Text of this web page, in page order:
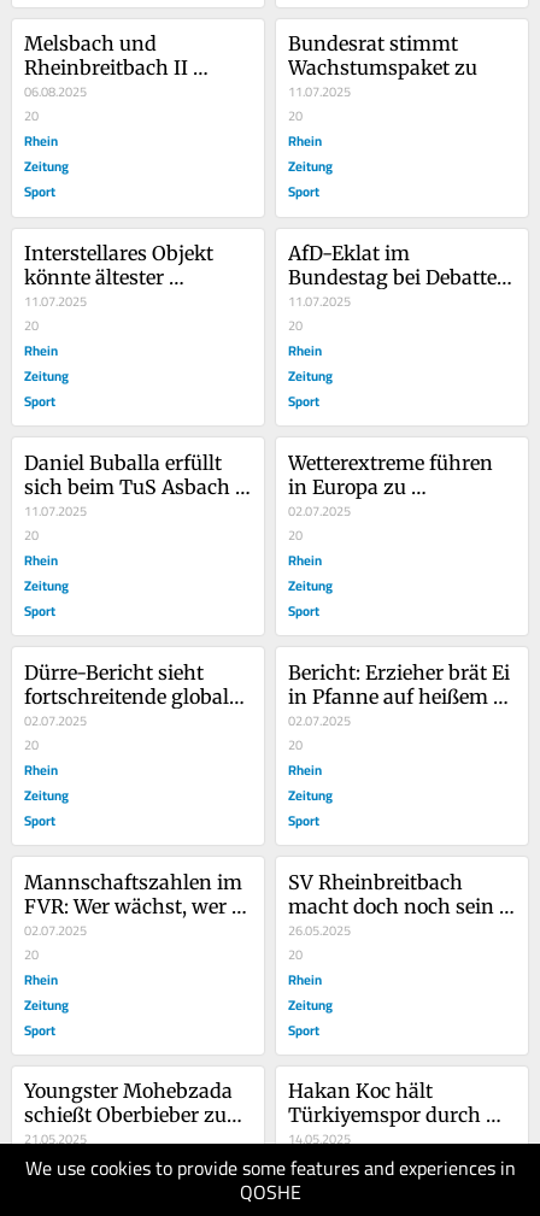
We use cookies to provide some features and experiences in
QOSHE
Melsbach und
Rheinbreitbach II
eröffnen die Saison
06.08.2025
20
Rhein
Zeitung
Sport
Bundesrat stimmt
Wachstumspaket zu
11.07.2025
20
Rhein
Zeitung
Sport
Interstellares Objekt
könnte ältester
gesichteter Komet sein
11.07.2025
20
Rhein
Zeitung
Sport
AfD-Eklat im
Bundestag bei Debatte
über Srebrenica
11.07.2025
20
Rhein
Zeitung
Sport
Daniel Buballa erfüllt
sich beim TuS Asbach
einen Traum
11.07.2025
20
Rhein
Zeitung
Sport
Wetterextreme führen
in Europa zu
Milliardenschäden
02.07.2025
20
Rhein
Zeitung
Sport
Dürre-Bericht sieht
fortschreitende globale
Katastrophe
02.07.2025
20
Rhein
Zeitung
Sport
Bericht: Erzieher brät Ei
in Pfanne auf heißem
Schulhofboden
02.07.2025
20
Rhein
Zeitung
Sport
Mannschaftszahlen im
FVR: Wer wächst, wer
schrumpft?
02.07.2025
20
Rhein
Zeitung
Sport
SV Rheinbreitbach
macht doch noch sein
Meisterstück
26.05.2025
20
Rhein
Zeitung
Sport
Youngster Mohebzada
schießt Oberbieber zum
Aufstieg
21.05.2025
20
Hakan Koc hält
Türkiyemspor durch
spätes Tor auf Kurs
14.05.2025
20
Rhein